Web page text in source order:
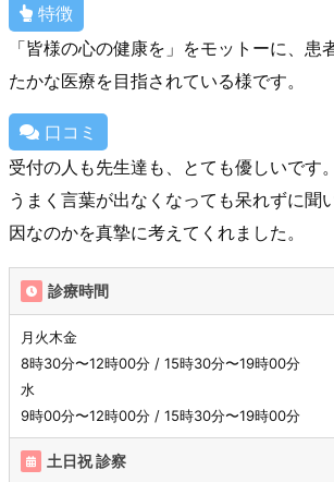
特徴
「皆様の心の健康を」をモットーに、患
たかな医療を目指されている様です。
口コミ
受付の人も先生達も、とても優しいです。
うまく言葉が出なくなっても呆れずに聞
因なのかを真摯に考えてくれました。
診療時間
月火木金
8時30分〜12時00分 / 15時30分〜19時00分
水
9時00分〜12時00分 / 15時30分〜19時00分
土日祝 診察